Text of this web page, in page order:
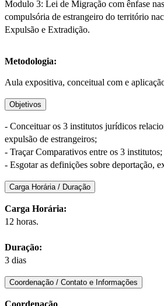
Modulo 3: Lei de Migração com ênfase
compulsória de estrangeiro do território
Expulsão e Extradição.
Metodologia:
Aula expositiva, conceitual com e
Objetivos
- Conceituar os 3 institutos jurídicos
expulsão de estrangeiros;
- Traçar Comparativos entre os 3 institutos;
- Esgotar as definições sobre deportação,
Carga Horária / Duração
Carga Horária:
12 horas.
Duração:
3 dias
Coordenação / Contato e Informações